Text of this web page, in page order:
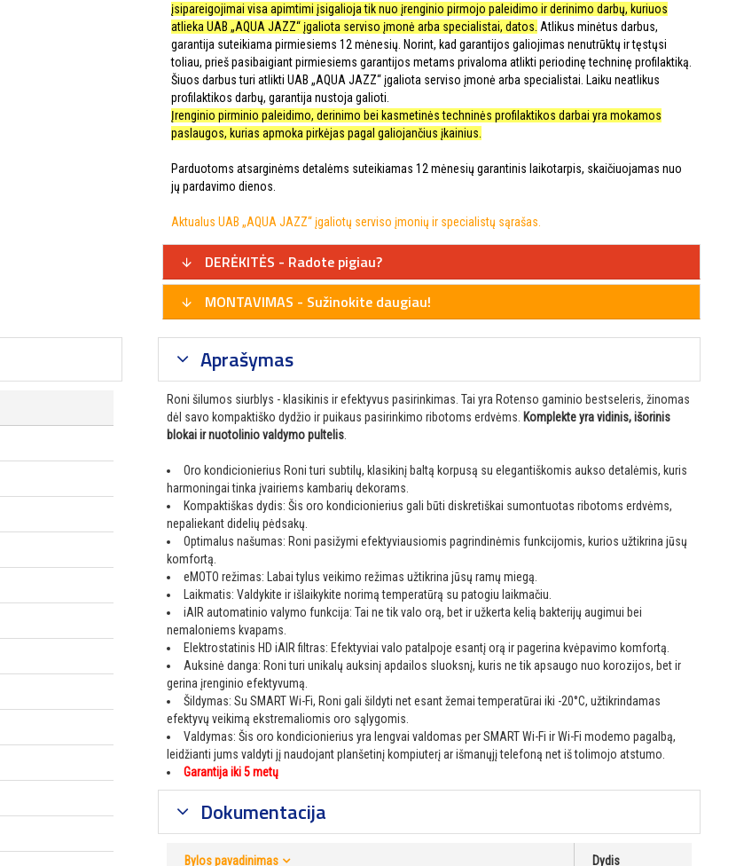
įsipareigojimai visa apimtimi įsigalioja tik nuo įrenginio pirmojo paleidimo ir derinimo darbų, kuriuos
atlieka UAB „AQUA JAZZ“ įgaliota serviso įmonė arba specialistai, datos. Atlikus minėtus darbus,
garantija suteikiama pirmiesiems 12 mėnesių. Norint, kad garantijos galiojimas nenutrūktų ir tęstųsi
toliau, prieš pasibaigiant pirmiesiems garantijos metams privaloma atlikti periodinę techninę profilaktiką.
Šiuos darbus turi atlikti UAB „AQUA JAZZ“ įgaliota serviso įmonė arba specialistai. Laiku neatlikus
profilaktikos darbų, garantija nustoja galioti.
Įrenginio pirminio paleidimo, derinimo bei kasmetinės techninės profilaktikos darbai yra mokamos
paslaugos, kurias apmoka pirkėjas pagal galiojančius įkainius.
Parduotoms atsarginėms detalėms suteikiamas 12 mėnesių garantinis laikotarpis, skaičiuojamas nuo
jų pardavimo dienos.
Aktualus UAB „AQUA JAZZ“ įgaliotų serviso įmonių ir specialistų sąrašas.
DERĖKITĖS - Radote pigiau?
MONTAVIMAS - Sužinokite daugiau!
Aprašymas
Roni šilumos siurblys - klasikinis ir efektyvus pasirinkimas. Tai yra Rotenso gaminio bestseleris, žinomas
dėl savo kompaktiško dydžio ir puikaus pasirinkimo ribotoms erdvėms. Komplekte yra vidinis, išorinis
blokai ir nuotolinio valdymo pultelis
Oro kondicionierius Roni turi subtilų, klasikinį baltą korpusą su elegantiškomis aukso detalėmis, kuris
harmoningai tinka įvairiems kambarių dekorams.
Kompaktiškas dydis: Šis oro kondicionierius gali būti diskretiškai sumontuotas ribotoms erdvėms,
nepaliekant didelių pėdsakų.
Optimalus našumas: Roni pasižymi efektyviausiomis pagrindinėmis funkcijomis, kurios užtikrina jūsų
komfortą.
eMOTO režimas: Labai tylus veikimo režimas užtikrina jūsų ramų miegą.
Laikmatis: Valdykite ir išlaikykite norimą temperatūrą su patogiu laikmačiu.
iAIR automatinio valymo funkcija: Tai ne tik valo orą, bet ir užkerta kelią bakterijų augimui bei
nemaloniems kvapams.
Elektrostatinis HD iAIR filtras: Efektyviai valo patalpoje esantį orą ir pagerina kvėpavimo komfortą.
Auksinė danga: Roni turi unikalų auksinį apdailos sluoksnį, kuris ne tik apsaugo nuo korozijos, bet ir
gerina įrenginio efektyvumą.
Šildymas: Su SMART Wi-Fi, Roni gali šildyti net esant žemai temperatūrai iki -20°C, užtikrindamas
efektyvų veikimą ekstremaliomis oro sąlygomis.
Valdymas: Šis oro kondicionierius yra lengvai valdomas per SMART Wi-Fi ir Wi-Fi modemo pagalbą,
leidžianti jums valdyti jį naudojant planšetinį kompiuterį ar išmanųjį telefoną net iš tolimojo atstumo.
Garantija iki 5 metų
Dokumentacija
Bylos pavadinimas Dydis